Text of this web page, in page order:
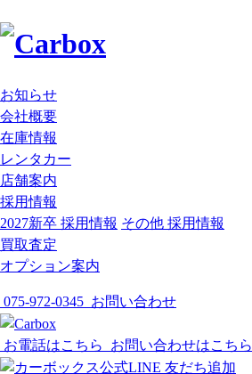
お知らせ
会社概要
在庫情報
レンタカー
店舗案内
採用情報
2027新卒 採用情報 その他 採用情報
買取査定
オプション案内
075-972-0345 お問い合わせ
お電話はこちら お問い合わせはこちら